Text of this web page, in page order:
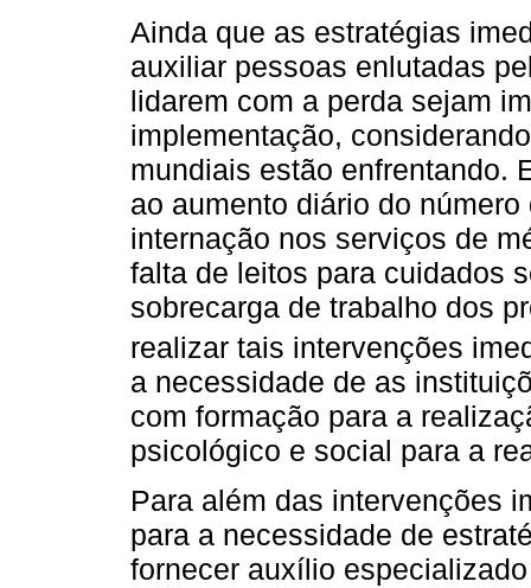
Ainda que as estratégias
auxiliar pessoas enlutadas
lidarem com a perda sejam
implementação,
mundiais estão enfrentando.
ao aumento diário do
internação nos serviços de
falta de leitos para cuidados
sobrecarga de trabalho dos
realizar tais intervenções
a necessidade de as
com formação para a
psicológico e social para a
Para além das intervenções
para a necessidade de
fornecer auxílio